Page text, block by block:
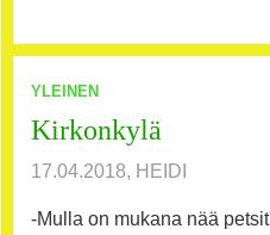
YLEINEN
Kirkonkylä
17.04.2018, HEIDI
-Mulla on mukana nää